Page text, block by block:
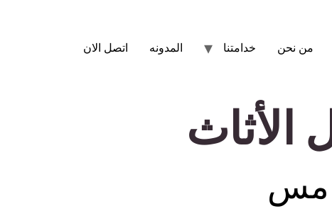
من نحن خدامتنا المدونه اتصل الان